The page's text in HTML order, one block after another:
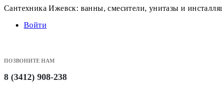
Сантехника Ижевск: ванны, смесители, унитазы и
Войти
ПОЗВОНИТЕ НАМ
8 (3412) 908-238